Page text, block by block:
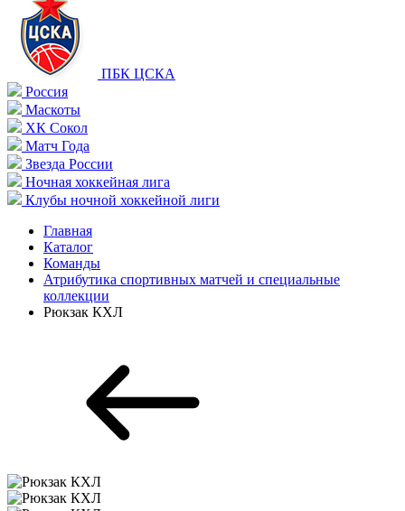
ПБК ЦСКА
Россия
Маскоты
ХК Сокол
Матч Года
Звезда России
Ночная хоккейная лига
Клубы ночной хоккейной лиги
Главная
Каталог
Команды
Атрибутика спортивных матчей и специальные
коллекции
Рюкзак КХЛ